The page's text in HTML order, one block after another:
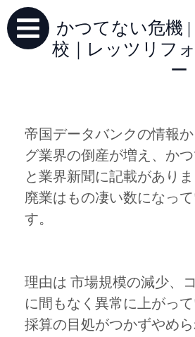
かつてない危機
校｜レッツリフ
ー
帝国データバンクの情報
グ業界の倒産が増え、か
と業界新聞に記載があり
廃業はもの凄い数になっ
す。
理由は 市場規模の減少、
に間もなく異常に上がっ
採算の目処がつかずやめ